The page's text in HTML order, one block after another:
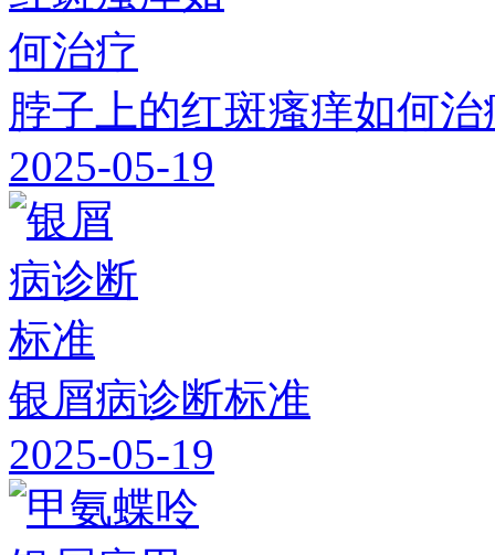
脖子上的红斑瘙痒如何治
2025-05-19
银屑病诊断标准
2025-05-19